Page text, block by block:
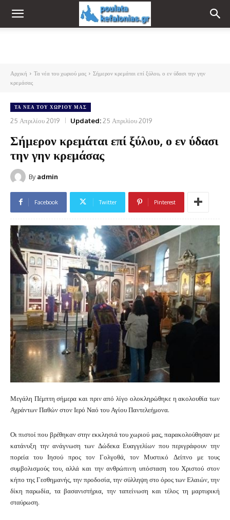
Αρχική Τα νέα του χωριού μας
Σήμερον κρεμάται επί ξύλου, ο εν ύδασι την γην
κρεμάσας
ΤΑ ΝΈΑ ΤΟΥ ΧΩΡΙΟΎ ΜΑΣ
25 Απριλίου 2019 Updated:25 Απριλίου 2019
Σήμερον κρεμάται επί ξύλου, ο εν ύδασι
την γην κρεμάσας
By admin
Facebook Twitter Pinterest
Μεγάλη Πέμπτη σήμερα και πριν από λίγο ολοκληρώθηκε η ακολουθία των
Αχράντων Παθών στον Ιερό Ναό του Αγίου Παντελεήμονα.
Οι πιστοί που βρέθηκαν στην εκκλησιά του χωριού μας, παρακολούθησαν με
κατάνυξη την ανάγνωση των Δώδεκα Ευαγγελίων που περιγράφουν την
πορεία του Ιησού προς τον Γολγοθά, τον Μυστικό Δείπνο με τους
συμβολισμούς του, αλλά και την ανθρώπινη υπόσταση του Χριστού στον
κήπο της Γεσθημανής, την προδοσία, την σύλληψη στο όρος των Ελαιών, την
δίκη παρωδία, τα βασανιστήρια, την ταπείνωση και τέλος τη μαρτυρική
σταύρωση.